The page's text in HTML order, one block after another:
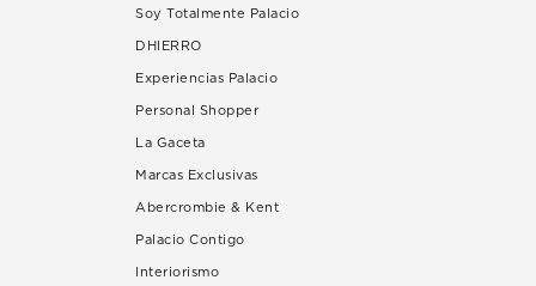
Soy Totalmente Palacio
DHIERRO
Experiencias Palacio
Personal Shopper
La Gaceta
Marcas Exclusivas
Abercrombie & Kent
Palacio Contigo
Interiorismo